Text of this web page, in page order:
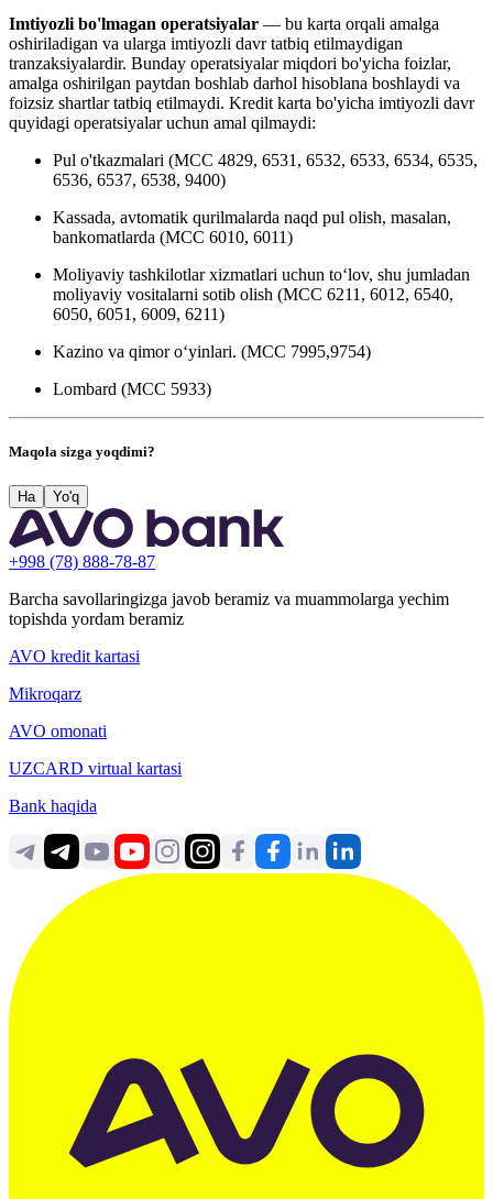
Imtiyozli bo'lmagan operatsiyalar — bu karta orqali amalga
oshiriladigan va ularga imtiyozli davr tatbiq etilmaydigan
tranzaksiyalardir. Bunday operatsiyalar miqdori bo'yicha foizlar,
amalga oshirilgan paytdan boshlab darhol hisoblana boshlaydi va
foizsiz shartlar tatbiq etilmaydi. Kredit karta bo'yicha imtiyozli davr
quyidagi operatsiyalar uchun amal qilmaydi:
Pul o'tkazmalari (МСС 4829, 6531, 6532, 6533, 6534, 6535,
6536, 6537, 6538, 9400)
Kassada, avtomatik qurilmalarda naqd pul olish, masalan,
bankomatlarda (МСС 6010, 6011)
Moliyaviy tashkilotlar xizmatlari uchun to‘lov, shu jumladan
moliyaviy vositalarni sotib olish (МСС 6211, 6012, 6540,
6050, 6051, 6009, 6211)
Kazino va qimor o‘yinlari. (МСС 7995,9754)
Lombard (МСС 5933)
Maqola sizga yoqdimi?
Ha Yo'q
+998 (78) 888-78-87
Barcha savollaringizga javob beramiz va muammolarga yechim
topishda yordam beramiz
AVO kredit kartasi
Mikroqarz
AVO omonati
UZCARD virtual kartasi
Bank haqida